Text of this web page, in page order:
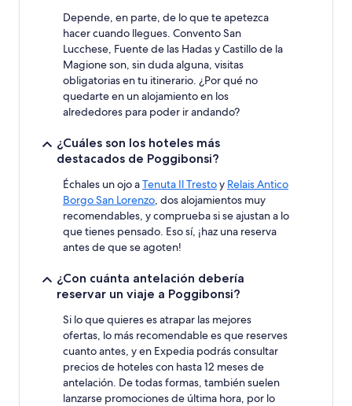
Depende, en parte, de lo que te apetezca
hacer cuando llegues. Convento San
Lucchese, Fuente de las Hadas y Castillo de la
Magione son, sin duda alguna, visitas
obligatorias en tu itinerario. ¿Por qué no
quedarte en un alojamiento en los
alrededores para poder ir andando?
¿Cuáles son los hoteles más
destacados de Poggibonsi?
Échales un ojo aTenuta Il Trestoy Relais Antico
Borgo San Lorenzo, dos alojamientos muy
recomendables, y comprueba si se ajustan a lo
que tienes pensado. Eso sí, ¡haz una reserva
antes de que se agoten!
¿Con cuánta antelación debería
reservar un viaje a Poggibonsi?
Si lo que quieres es atrapar las mejores
ofertas, lo más recomendable es que reserves
cuanto antes, y en Expedia podrás consultar
precios de hoteles con hasta 12 meses de
antelación. De todas formas, también suelen
lanzarse promociones de última hora, por lo